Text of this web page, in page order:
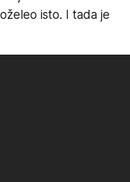
isto. I tada je